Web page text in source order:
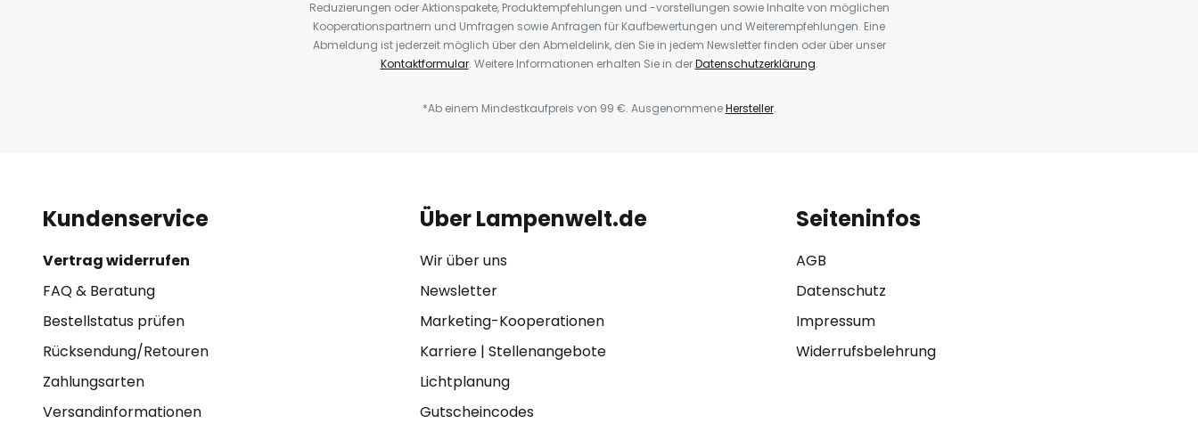
Reduzierungen oder Aktionspakete, Produktempfehlungen und -vorstellungen sowie Inhalte von möglichen
Kooperationspartnern und Umfragen sowie Anfragen für Kaufbewertungen und Weiterempfehlungen. Eine
Abmeldung ist jederzeit möglich über den Abmeldelink, den Sie in jedem Newsletter finden oder über unser
Kontaktformular. Weitere Informationen erhalten Sie in derDatenschutzerklärung.
*Ab einem Mindestkaufpreis von 99 €. AusgenommeneHersteller.
Kundenservice
Vertrag widerrufen
FAQ & Beratung
Bestellstatus prüfen
Rücksendung/Retouren
Zahlungsarten
Versandinformationen
Über Lampenwelt.de
Wir über uns
Newsletter
Marketing-Kooperationen
Karriere| Stellenangebote
Lichtplanung
Gutscheincodes
Seiteninfos
AGB
Datenschutz
Impressum
Widerrufsbelehrung